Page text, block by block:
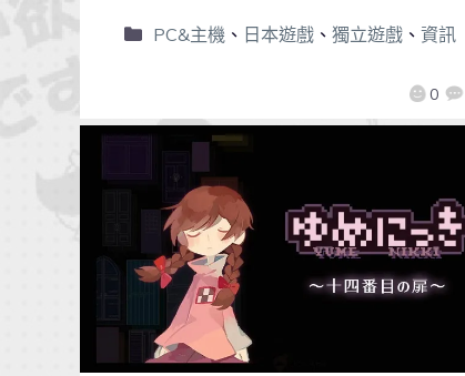
0
PC&主機 、 日本遊戲、 獨立遊戲、 資訊